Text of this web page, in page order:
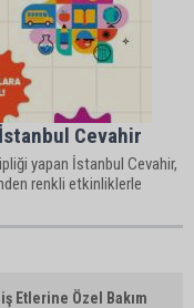
Cevahir
yapan İstanbul Cevahir,
renkli etkinliklerle
Etlerine Özel Bakım